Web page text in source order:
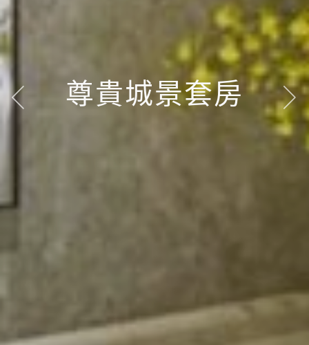
尊貴城景套房
尊貴城景套房
尊貴城景套房